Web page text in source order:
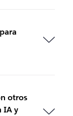
otros
IA y